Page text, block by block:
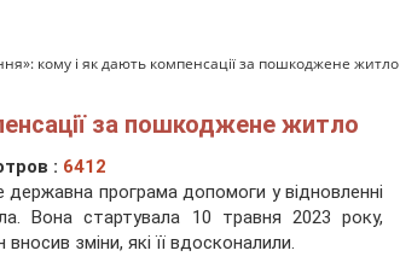
кому і як дають компенсації за пошкоджене житло
за пошкоджене житло
: 6412
державна програма допомоги у відновленні
Вона стартувала 10 травня 2023 року,
зміни, які її вдосконалили.